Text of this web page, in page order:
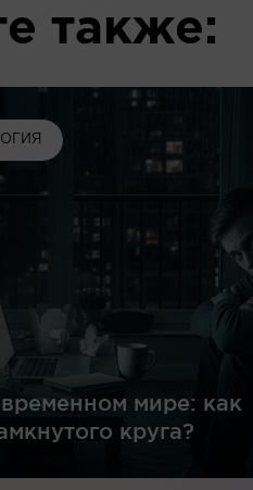
также:
мире: как
круга?